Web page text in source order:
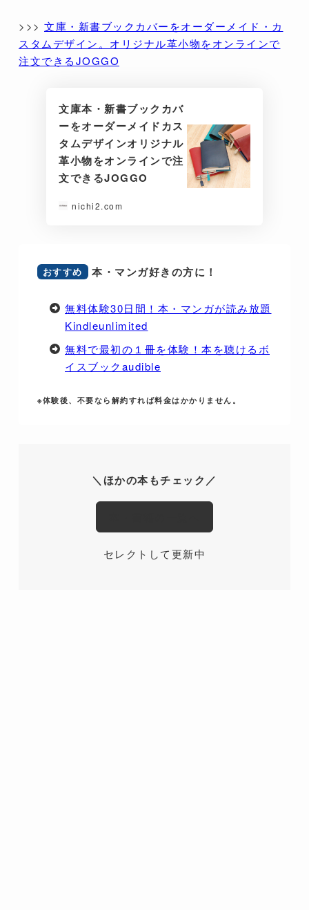
>>> 文庫・新書ブックカバーをオーダーメイド・カ
スタムデザイン。オリジナル革小物をオンラインで
注文できるJOGGO
文庫本・新書ブックカバ
ーをオーダーメイドカス
タムデザインオリジナル
革小物をオンラインで注
文できるJOGGO
nichi2.com
おすすめ 本・マンガ好きの方に！
無料体験30日間！本・マンガが読み放題
Kindleunlimited
無料で最初の１冊を体験！本を聴けるボ
イスブックaudible
※体験後、不要なら解約すれば料金はかかりません。
＼ほかの本もチェック／
セレクトして更新中